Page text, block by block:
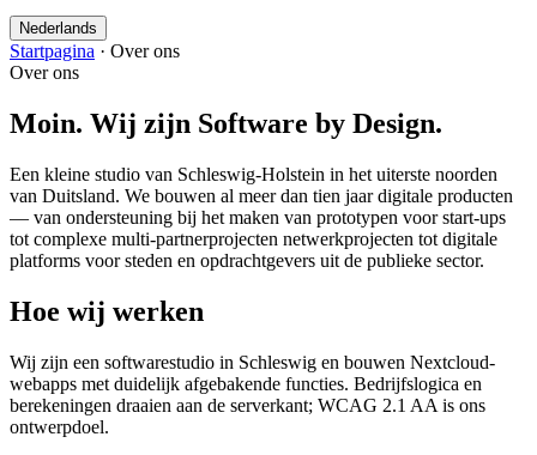
Nederlands
Startpagina · Over ons
Over ons
Moin. Wij zijn Software by Design.
Een kleine studio van Schleswig-Holstein in het uiterste noorden
van Duitsland. We bouwen al meer dan tien jaar digitale producten
— van ondersteuning bij het maken van prototypen voor start-ups
tot complexe multi-partnerprojecten netwerkprojecten tot digitale
platforms voor steden en opdrachtgevers uit de publieke sector.
Hoe wij werken
Wij zijn een softwarestudio in Schleswig en bouwen Nextcloud-
webapps met duidelijk afgebakende functies. Bedrijfslogica en
berekeningen draaien aan de serverkant; WCAG 2.1 AA is ons
ontwerpdoel.